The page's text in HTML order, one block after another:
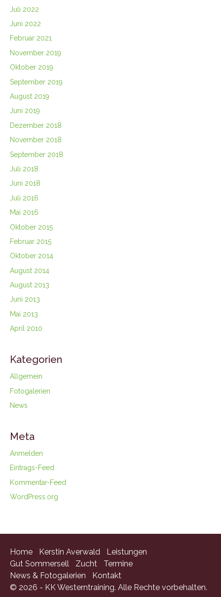
Juli 2022
Juni 2022
Februar 2021
November 2019
Oktober 2019
September 2019
August 2019
Juni 2019
Dezember 2018
November 2018
September 2018
Juli 2018
Juni 2018
Juli 2016
Mai 2016
Oktober 2015
Februar 2015
Oktober 2014
August 2014
August 2013
Juni 2013
Mai 2013
April 2010
Kategorien
Allgemein
Fotogalerien
News
Meta
Anmelden
Eintrags-Feed
Kommentar-Feed
WordPress.org
Home Kerstin Averwald
Leistungen
Gut Sommersell
Zucht
Termine
News & Fotogalerien
Kontakt
© 2026 - KK Westerntraining. Alle Rechte vorbehalten.